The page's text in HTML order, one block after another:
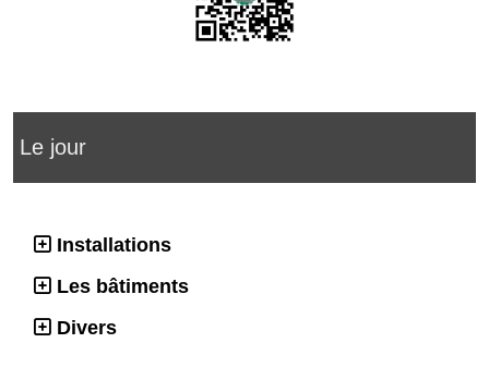
Le jour
Installations
Les bâtiments
Divers